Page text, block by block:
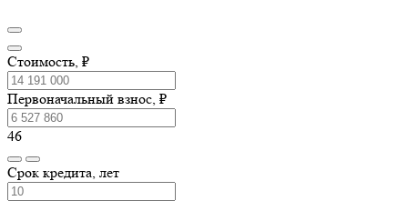
Стоимость, ₽
Первоначальный взнос, ₽
46
Срок кредита, лет